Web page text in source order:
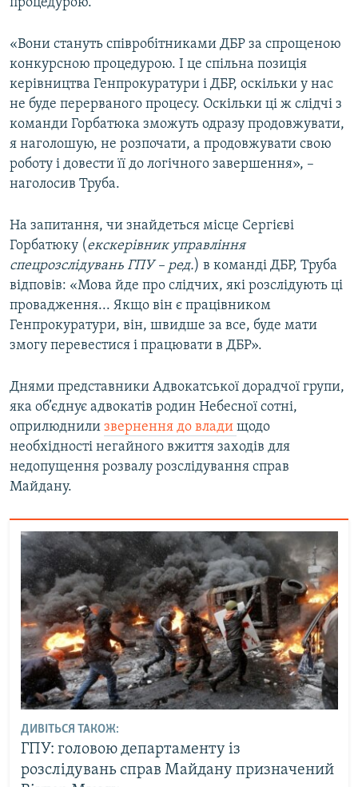
процедурою.
«Вони стануть співробітниками ДБР за спрощеною
конкурсною процедурою. І це спільна позиція
керівництва Генпрокуратури і ДБР, оскільки у нас
не буде перерваного процесу. Оскільки ці ж слідчі з
команди Горбатюка зможуть одразу продовжувати,
я наголошую, не розпочати, а продовжувати свою
роботу і довести її до логічного завершення», –
наголосив Труба.
На запитання, чи знайдеться місце Сергієві
Горбатюку (екскерівник управління
спецрозслідувань ГПУ – ред.) в команді ДБР, Труба
відповів: «Мова йде про слідчих, які розслідують ці
провадження... Якщо він є працівником
Генпрокуратури, він, швидше за все, буде мати
змогу перевестися і працювати в ДБР».
Днями представники Адвокатської дорадчої групи,
яка об’єднує адвокатів родин Небесної сотні,
оприлюднили звернення до влади щодо
необхідності негайного вжиття заходів для
недопущення розвалу розслідування справ
Майдану.
ДИВІТЬСЯ ТАКОЖ:
ГПУ: головою департаменту із
розслідувань справ Майдану призначений